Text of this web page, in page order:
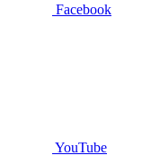
Facebook
YouTube